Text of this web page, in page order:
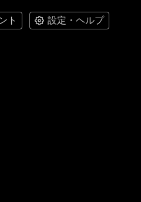
ト 設定・ヘルプ